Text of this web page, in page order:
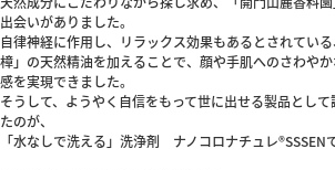
出会いがありました。
自律神経に作用し、リラックス効果もあるとされてい
樟」の天然精油を加えることで、顔や手肌へのさわや
感を実現できました。
そうして、ようやく自信をもって世に出せる製品として
たのが、
「水なしで洗える」洗浄剤 ナノコロナチュレ®SSSEN